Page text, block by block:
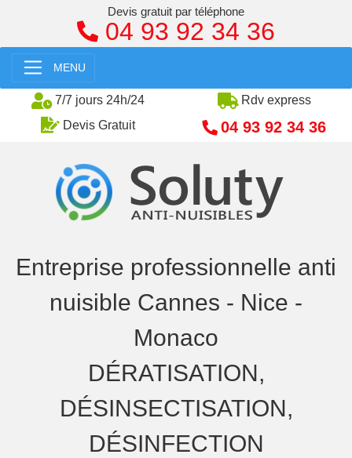
MENU
7/7 jours 24h/24
Rdv express
Devis Gratuit
04 93 92 34 36
Entreprise professionnelle anti
nuisible Cannes - Nice -
Monaco
DÉRATISATION,
DÉSINSECTISATION,
DÉSINFECTION
Devis gratuit par téléphone
04 93 92 34 36